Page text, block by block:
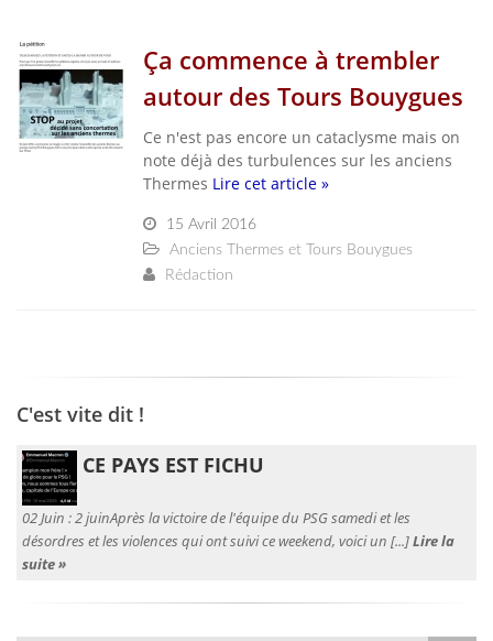
Ça commence à trembler
autour des Tours Bouygues
Ce n'est pas encore un cataclysme mais on
note déjà des turbulences sur les anciens
Thermes Lire cet article »
15 Avril 2016
Anciens Thermes et Tours Bouygues
Rédaction
C'est vite dit !
CE PAYS EST FICHU
02 Juin :2 juinAprès la victoire de l'équipe du PSG samedi et les
désordres et les violences qui ont suivi ce weekend, voici un [...]Lire la
suite »